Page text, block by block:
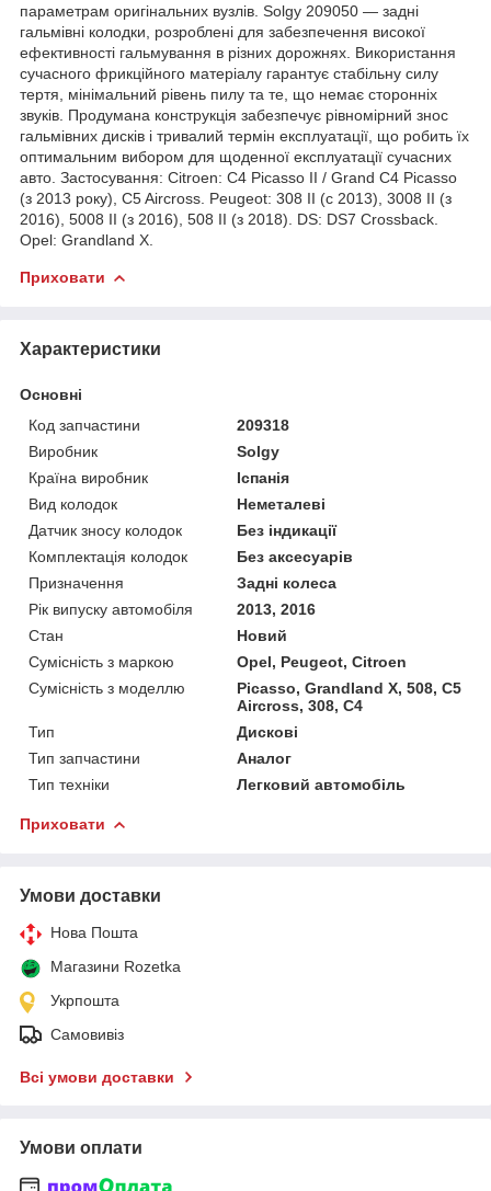
параметрам оригінальних вузлів. Solgy 209050 — задні
гальмівні колодки, розроблені для забезпечення високої
ефективності гальмування в різних дорожнях. Використання
сучасного фрикційного матеріалу гарантує стабільну силу
тертя, мінімальний рівень пилу та те, що немає сторонніх
звуків. Продумана конструкція забезпечує рівномірний знос
гальмівних дисків і тривалий термін експлуатації, що робить їх
оптимальним вибором для щоденної експлуатації сучасних
авто. Застосування: Citroen: C4 Picasso II / Grand C4 Picasso
(з 2013 року), C5 Aircross. Peugeot: 308 II (с 2013), 3008 II (з
2016), 5008 II (з 2016), 508 II (з 2018). DS: DS7 Crossback.
Opel: Grandland X.
Приховати
Характеристики
Основні
Код запчастини
209318
Виробник
Solgy
Країна виробник
Іспанія
Вид колодок
Неметалеві
Датчик зносу колодок
Без індикації
Комплектація колодок
Без аксесуарів
Призначення
Задні колеса
Рік випуску автомобіля
2013, 2016
Стан
Новий
Сумісність з маркою
Opel, Peugeot, Citroen
Сумісність з моделлю
Picasso, Grandland X, 508, C5
Aircross, 308, C4
Тип
Дискові
Тип запчастини
Аналог
Тип техніки
Легковий автомобіль
Приховати
Умови доставки
Нова Пошта
Магазини Rozetka
Укрпошта
Самовивіз
Всі умови доставки
Умови оплати